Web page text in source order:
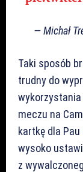
— Michał
Taki sposób
trudny do
meczu na
kartkę dla Pau
wysoko
z